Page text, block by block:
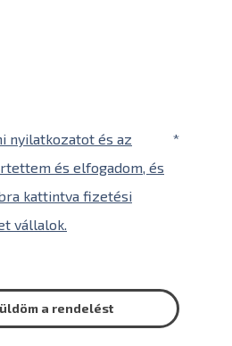
nyilatkozatot és az
és elfogadom, és
kattintva fizetési
vállalok.
*
a rendelést